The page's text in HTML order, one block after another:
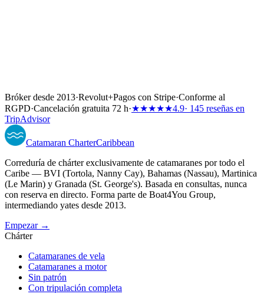
Bróker desde 2013·Revolut+Pagos con Stripe·Conforme al
RGPD·Cancelación gratuita 72 h·★★★★★4.9· 145 reseñas en
TripAdvisor
Catamaran CharterCaribbean
Correduría de chárter exclusivamente de catamaranes por todo el
Caribe — BVI (Tortola, Nanny Cay), Bahamas (Nassau), Martinica
(Le Marin) y Granada (St. George's). Basada en consultas, nunca
con reserva en directo. Forma parte de Boat4You Group,
intermediando yates desde 2013.
Empezar →
Chárter
Catamaranes de vela
Catamaranes a motor
Sin patrón
Con tripulación completa